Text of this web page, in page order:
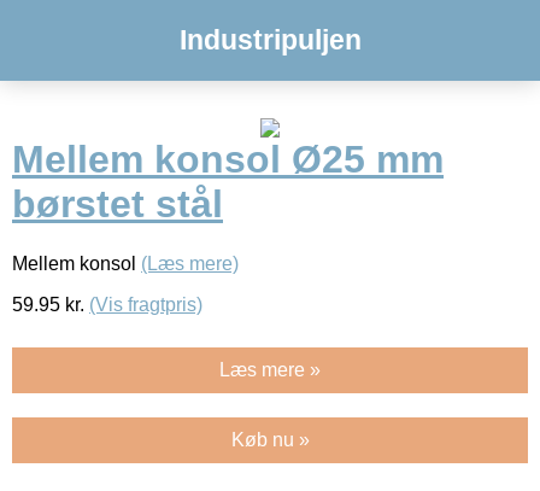
Industripuljen
Mellem konsol Ø25 mm
børstet stål
Mellem konsol (Læs mere)
59.95 kr. (Vis fragtpris)
Læs mere »
Køb nu »